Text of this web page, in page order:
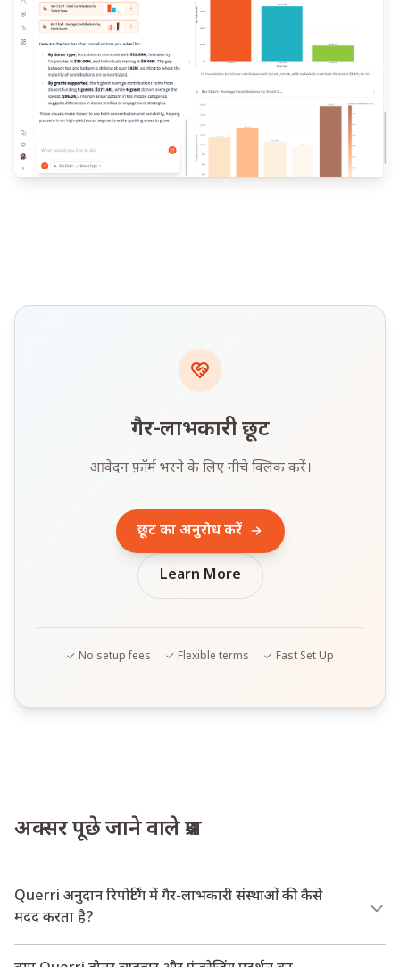
गैर-लाभकारी छूट
आवेदन फ़ॉर्म भरने के लिए नीचे क्लिक करें।
छूट का अनुरोध करें
Learn More
✓ No setup fees ✓ Flexible terms ✓ Fast Set Up
अक्सर पूछे जाने वाले प्रश्न
Querri अनुदान रिपोर्टिंग में गैर-लाभकारी संस्थाओं की कैसे
मदद करता है?